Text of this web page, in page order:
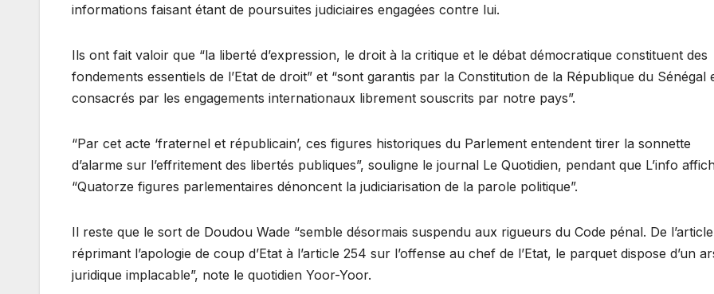
informations faisant étant de poursuites judiciaires engagées contre lui.
Ils ont fait valoir que “la liberté d’expression, le droit à la critique et le débat démocratique constituent des
fondements essentiels de l’Etat de droit” et “sont garantis par la Constitution de la République du Sénégal
consacrés par les engagements internationaux librement souscrits par notre pays”.
“Par cet acte ‘fraternel et républicain’, ces figures historiques du Parlement entendent tirer la sonnette
d’alarme sur l’effritement des libertés publiques”, souligne le journal Le Quotidien, pendant que L’info
“Quatorze figures parlementaires dénoncent la judiciarisation de la parole politique”.
Il reste que le sort de Doudou Wade “semble désormais suspendu aux rigueurs du Code pénal. De
réprimant l’apologie de coup d’Etat à l’article 254 sur l’offense au chef de l’Etat, le parquet dispose d’un
juridique implacable”, note le quotidien Yoor-Yoor.